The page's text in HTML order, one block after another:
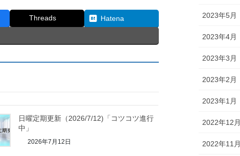
Threads Hatena
日曜定期更新（2026/7/12)「コツコツ進行
中」
2026年7月12日
2023年5月
2023年4月
2023年3月
2023年2月
2023年1月
2022年12月
2022年11月